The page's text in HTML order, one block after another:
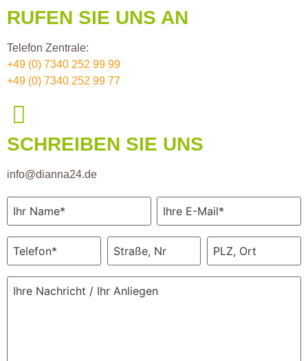
RUFEN SIE UNS AN
Telefon Zentrale:
+49 (0) 7340 252 99 99
+49 (0) 7340 252 99 77
SCHREIBEN SIE UNS
info@dianna24.de